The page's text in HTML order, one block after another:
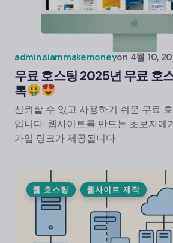
admin.siammakemoneyon 4월 10,
무료 호스팅 2025년 무료 호
록
신뢰할 수 있고 사용하기 쉬운 무료
입니다. 웹사이트를 만드는 초보자에
가입 링크가 제공됩니다
웹 호스팅 웹사이트 제작